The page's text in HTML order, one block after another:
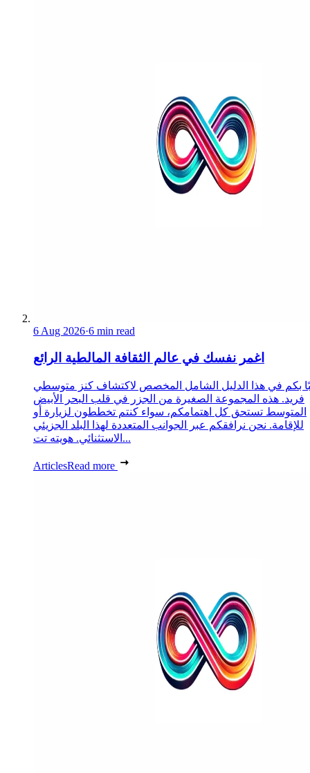
6 Aug 2026·6 min read
اغمر نفسك في عالم الثقافة المالطية الرائع
بكم في هذا الدليل الشامل المخصص لاكتشاف كنز متوسطي
فريد. هذه المجموعة الصغيرة من الجزر في قلب البحر الأبيض
المتوسط تستحق كل اهتمامكم، سواء كنتم تخططون لزيارة أو
للإقامة. نحن نرافقكم عبر الجوانب المتعددة لهذا البلد الجزيئي
الاستثنائي. هويته تت...
ArticlesRead more